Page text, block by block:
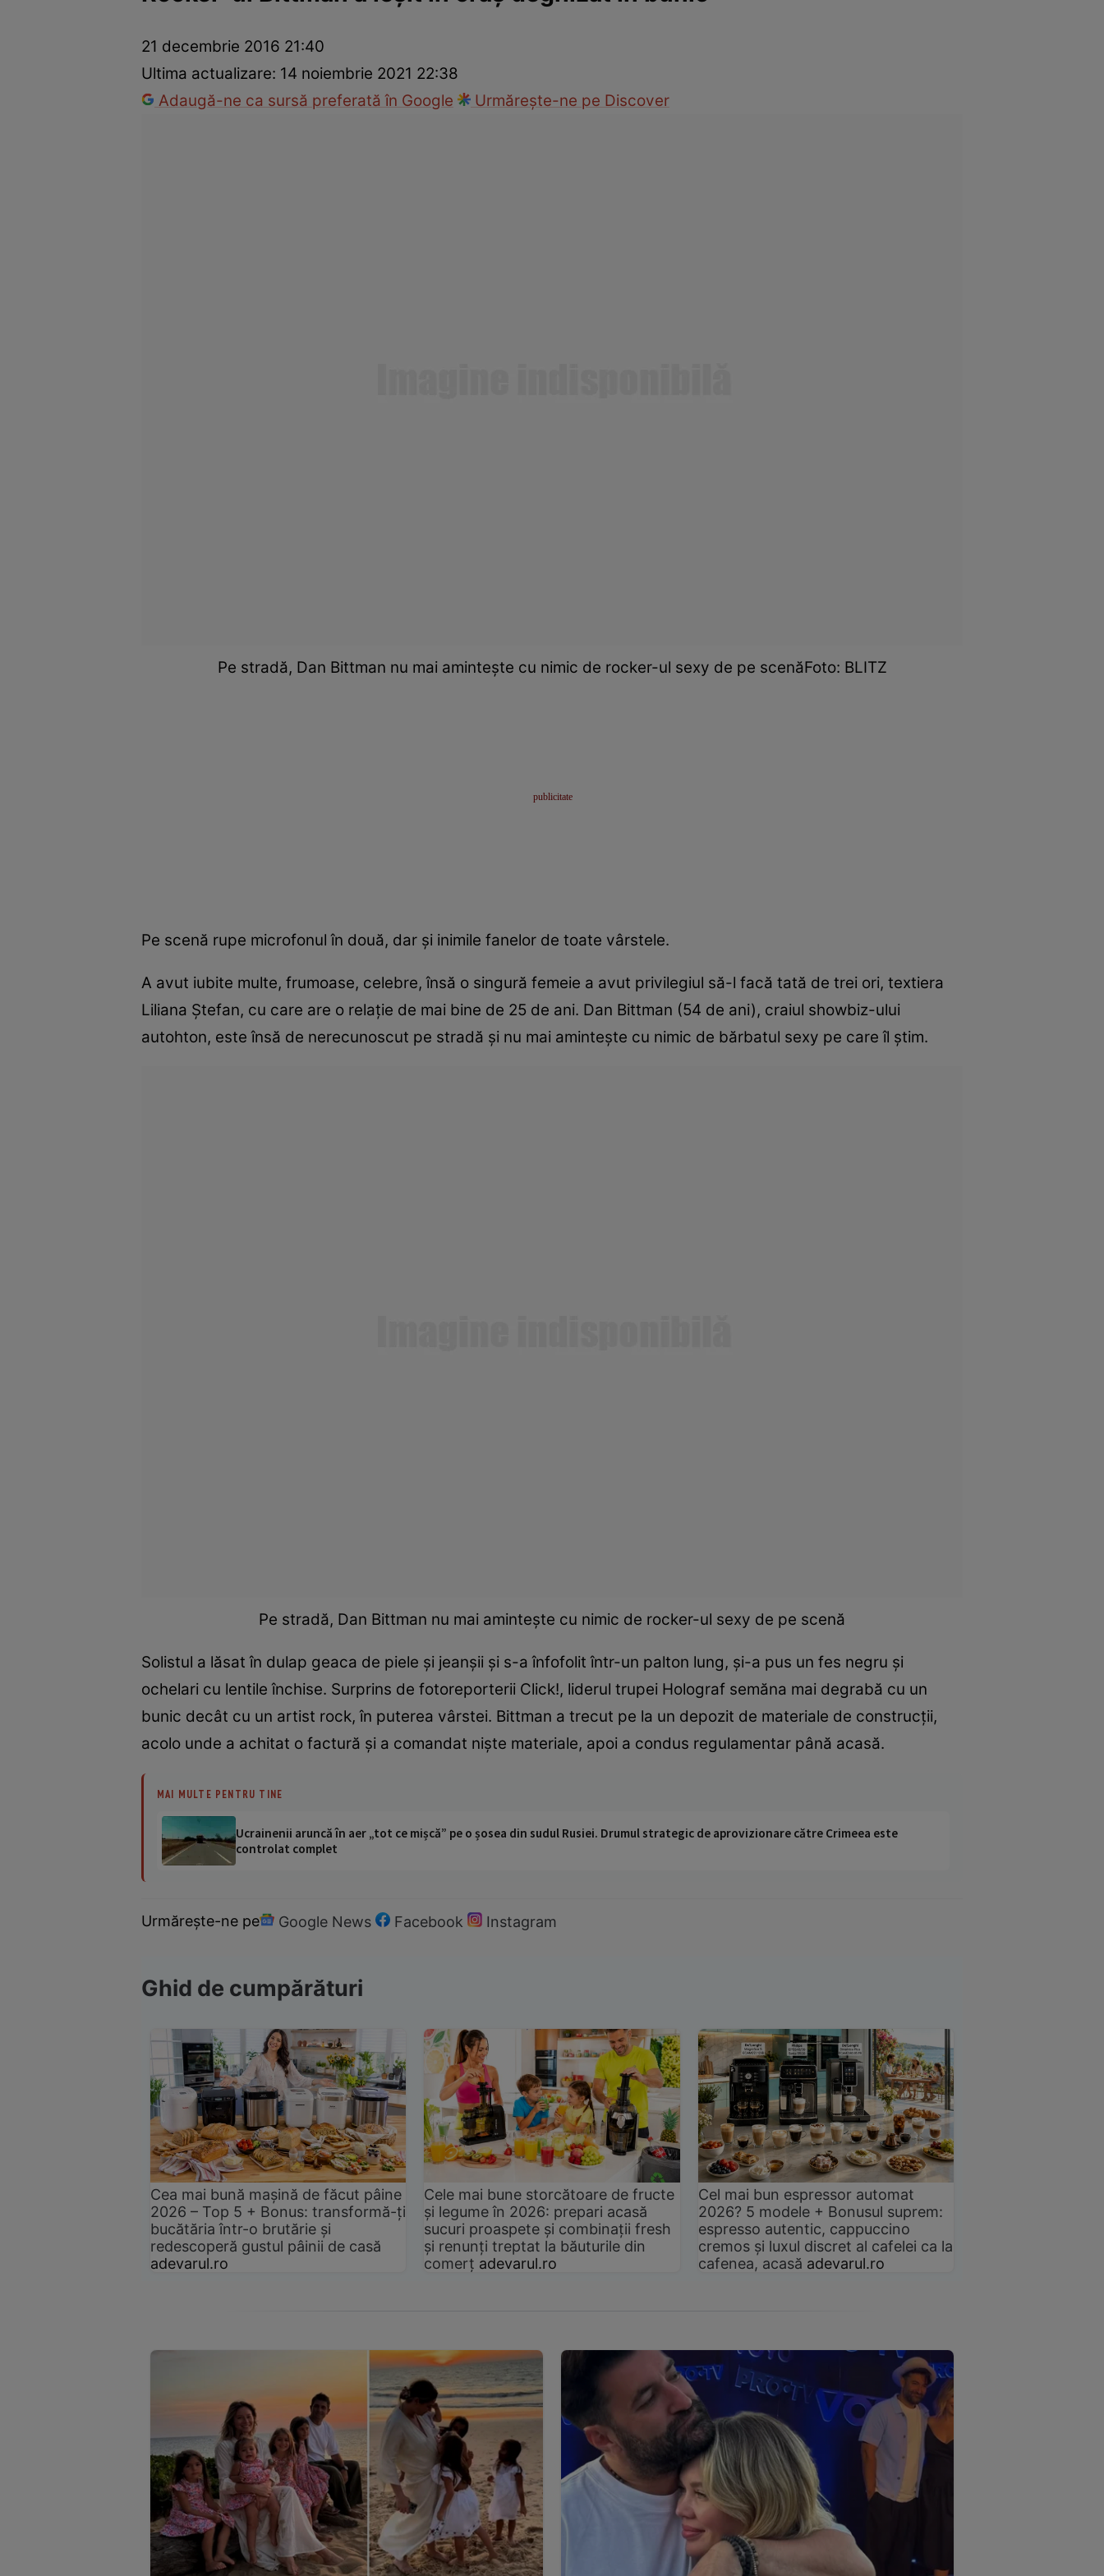
Vedete internaționaleVedete româneștiInterviurile Click!
21 decembrie 2016 21:40
Ultima actualizare: 14 noiembrie 2021 22:38
Adaugă-ne ca sursă preferată în Google
Urmărește-ne pe Discover
Pe stradă, Dan Bittman nu mai aminteşte cu nimic de rocker-ul sexy de pe scenăFoto: BLITZ
Pe scenă rupe microfonul în două, dar şi inimile fanelor de toate vârstele.
A avut iubite multe, frumoase, celebre, însă o singură femeie a avut privilegiul să-l facă tată de trei ori, textiera
Liliana Ştefan, cu care are o relaţie de mai bine de 25 de ani. Dan Bittman (54 de ani), craiul showbiz-ului
autohton, este însă de nerecunoscut pe stradă şi nu mai aminteşte cu nimic de bărbatul sexy pe care îl ştim.
Pe stradă, Dan Bittman nu mai aminteşte cu nimic de rocker-ul sexy de pe scenă
Solistul a lăsat în dulap geaca de piele şi jeanşii şi s-a înfofolit într-un palton lung, şi-a pus un fes negru şi
ochelari cu lentile închise. Surprins de fotoreporterii Click!, liderul trupei Holograf semăna mai degrabă cu un
bunic decât cu un artist rock, în puterea vârstei. Bittman a trecut pe la un depozit de materiale de construcţii,
acolo unde a achitat o factură şi a comandat nişte materiale, apoi a condus regulamentar până acasă.
MAI MULTE PENTRU TINE
Ucrainenii aruncă în aer „tot ce mișcă” pe o șosea din sudul Rusiei. Drumul strategic de aprovizionare către Crimeea este
controlat complet
Urmărește-ne pe Google News Facebook Instagram
Ghid de cumpărături
Cea mai bună mașină de făcut pâine
2026 – Top 5 + Bonus: transformă-ți
bucătăria într-o brutărie și
redescoperă gustul pâinii de casă
adevarul.ro
Cele mai bune storcătoare de fructe
și legume în 2026: prepari acasă
sucuri proaspete și combinații fresh
și renunți treptat la băuturile din
comerț adevarul.ro
Cel mai bun espressor automat
2026? 5 modele + Bonusul suprem:
espresso autentic, cappuccino
cremos și luxul discret al cafelei ca la
cafenea, acasă adevarul.ro